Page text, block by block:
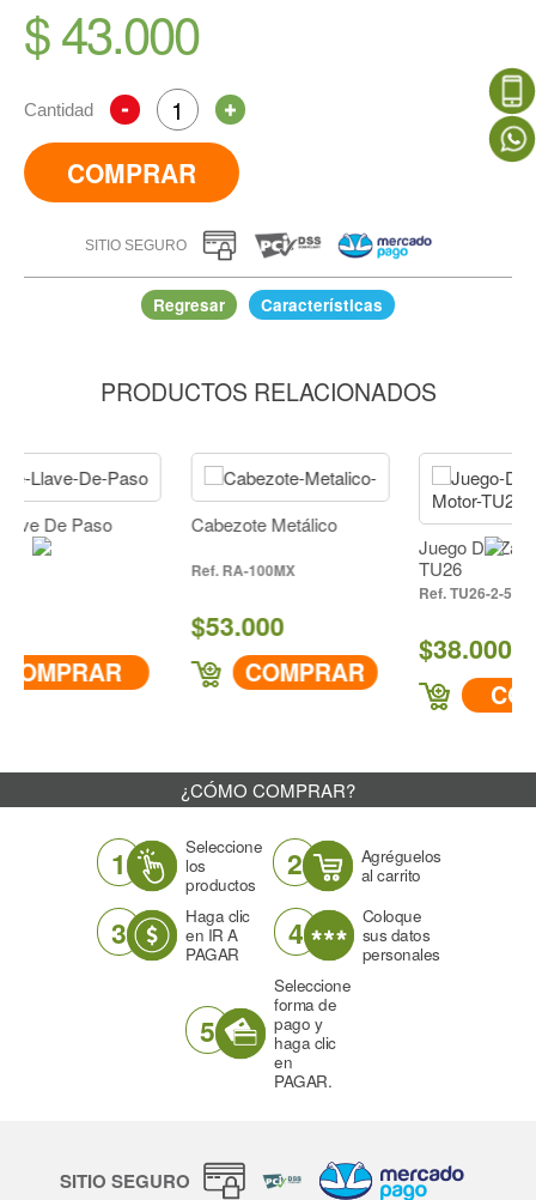
$ 43.000
Cantidad
COMPRAR
SITIO SEGURO
Regresar Características
IR A COMPRAR
PRODUCTOS RELACIONADOS
Cabezote Metálico
RA-100MX
$53.000
COMPRAR
Juego De Zapatas Motor
TU26-2-52
$38.000
COMPRAR
¿CÓMO COMPRAR?
1
Seleccione
los
productos
2
Agréguelos
al carrito
3
Haga clic
en IR A
PAGAR
4
Coloque
sus datos
personales
5
Seleccione
forma de
pago y
haga clic
en
PAGAR.
SITIO SEGURO